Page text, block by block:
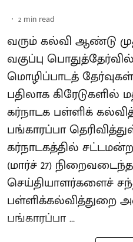
2 min read
வரும் கல்வி ஆண்டு
வகுப்பு
மொழிப்பாடத்
பதிலாக கிரேடுகளில்
கர்நாடக பள்ளிக்
பங்காரப்பா
கர்நாடகத்தில்
(மார்ச் 27)
செய்தியாளர்களைச்
பள்ளிக்கல்வித்துறை
பங்காரப்பா ...